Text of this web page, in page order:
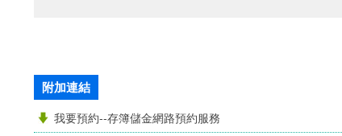
附加連結
我要預約--存簿儲金網路預約服務